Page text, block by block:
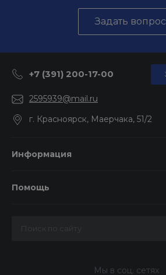
Задать вопрос
+7 (391) 200-17-00
2595939@mail.ru
г. Красноярск, Маерчака, 51/2
Информация
Помощь
Мы в соц. сетях